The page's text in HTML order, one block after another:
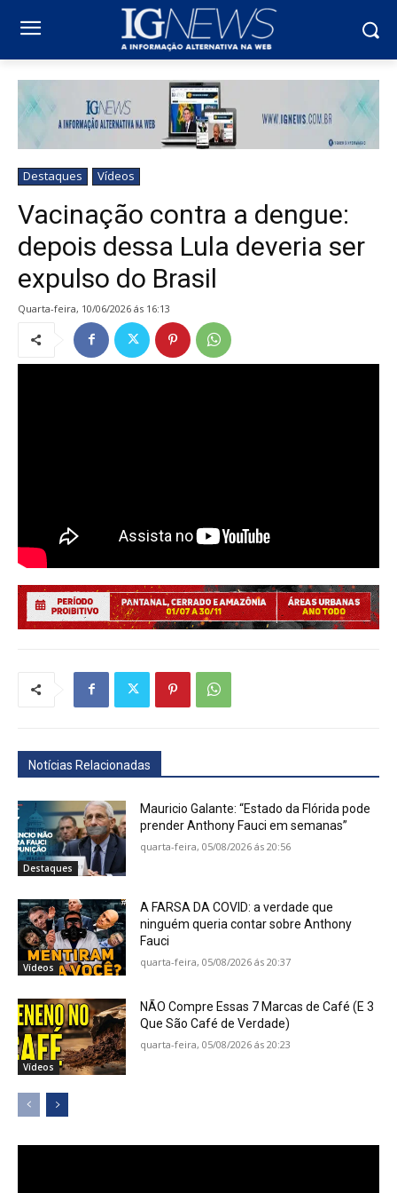
Destaques Vídeos
Vacinação contra a dengue:
depois dessa Lula deveria ser
expulso do Brasil
quarta-feira, 10/06/2026 ás 16:13
Notícias Relacionadas
Destaques
Mauricio Galante: “Estado da Flórida pode
prender Anthony Fauci em semanas”
quarta-feira, 05/08/2026 ás 20:56
Vídeos
A FARSA DA COVID: a verdade que
ninguém queria contar sobre Anthony
Fauci
quarta-feira, 05/08/2026 ás 20:37
Vídeos
NÃO Compre Essas 7 Marcas de Café (E 3
Que São Café de Verdade)
quarta-feira, 05/08/2026 ás 20:23